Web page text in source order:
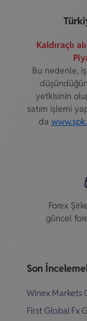
Kaldıraçlı
Bu nedenle,
yetkisinin
satım işlemi
da
Forex
güncel
Son